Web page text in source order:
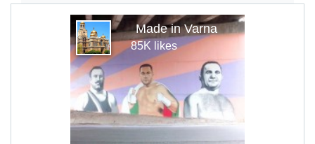
Made in Varna
85K likes